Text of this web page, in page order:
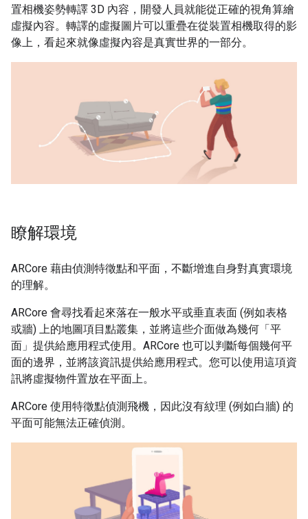
置相機姿勢轉譯 3D 內容，開發人員就能從正確的視角算繪
虛擬內容。轉譯的虛擬圖片可以重疊在從裝置相機取得的影
像上，看起來就像虛擬內容是真實世界的一部分。
瞭解環境
ARCore 藉由偵測特徵點和平面，不斷增進自身對真實環境
的理解。
ARCore 會尋找看起來落在一般水平或垂直表面 (例如表格
或牆) 上的地圖項目點叢集，並將這些介面做為幾何「平
面」 提供給應用程式使用。ARCore 也可以判斷每個幾何平
面的邊界，並將該資訊提供給應用程式。您可以使用這項資
訊將虛擬物件置放在平面上。
ARCore 使用特徵點偵測飛機，因此沒有紋理 (例如白牆) 的
平面可能無法正確偵測。